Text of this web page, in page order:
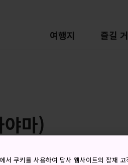
여행지 즐길
마)
서 쿠키를 사용하여 당사 웹사이트의 잠재 고